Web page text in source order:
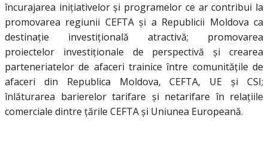
încurajarea iniţiativelor şi programelor ce ar contribui la
promovarea regiunii CEFTA şi a Republicii Moldova ca
destinaţie investiţională atractivă; promovarea
proiectelor investiţionale de perspectivă şi crearea
parteneriatelor de afaceri trainice între comunităţile de
afaceri din Republica Moldova, CEFTA, UE şi CSI;
înlăturarea barierelor tarifare şi netarifare în relaţiile
comerciale dintre ţările CEFTA şi Uniunea Europeană.